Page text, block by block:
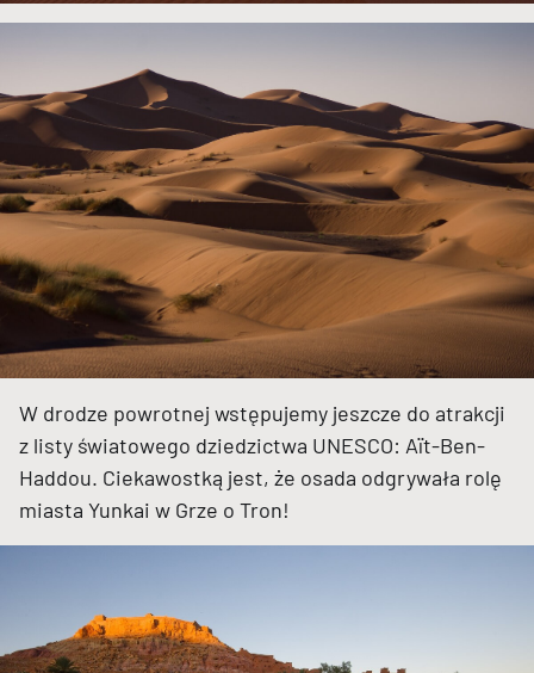
W drodze powrotnej wstępujemy jeszcze do atrakcji
z listy światowego dziedzictwa UNESCO: Aït-Ben-
Haddou. Ciekawostką jest, że osada odgrywała rolę
miasta Yunkai w Grze o Tron!